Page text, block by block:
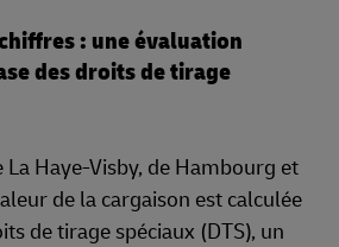
: une évaluation
des droits de tirage
La Haye-Visby, de Hambourg et
de la cargaison est calculée
de tirage spéciaux (DTS), un